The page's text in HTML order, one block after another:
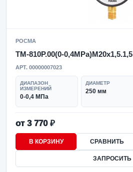
РОСМА
ТМ-810Р.00(0-0,4MPa)M20x1,5.1,5
АРТ. 00000007023
ДИАПАЗОН
ИЗМЕРЕНИЙ
0-0,4 МПа
ДИАМЕТР
250 мм
от 3 770 ₽
В КОРЗИНУ СРАВНИТЬ
ЗАПРОСИТЬ